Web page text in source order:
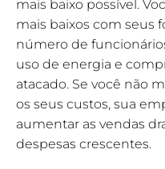
mais baixo possível.
mais baixos com seus
número de
uso de energia e
atacado. Se você não
os seus custos, sua
aumentar as vendas
despesas crescentes.